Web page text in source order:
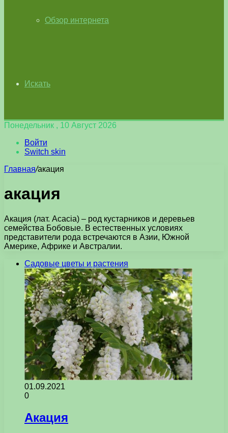
Обзор интернета
Искать
Понедельник , 10 Август 2026
Войти
Switch skin
Главная/акация
акация
Акация (лат. Acacia) – род кустарников и деревьев
семейства Бобовые. В естественных условиях
представители рода встречаются в Азии, Южной
Америке, Африке и Австралии.
Садовые цветы и растения
01.09.2021
0
Акация